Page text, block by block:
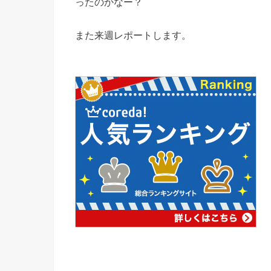
また来週レポートします。